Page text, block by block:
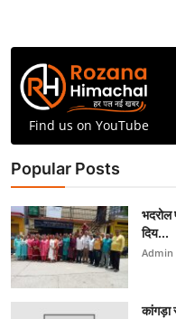
Find us on YouTube
Popular Posts
भदरोल
दिय...
Admin
कांगड़ा